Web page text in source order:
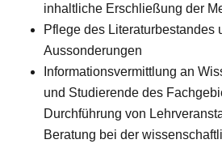
inhaltliche Erschließung der
Pflege des Literaturbestandes
Aussonderungen
Informationsvermittlung an
und Studierende des
Durchführung von
Beratung bei der